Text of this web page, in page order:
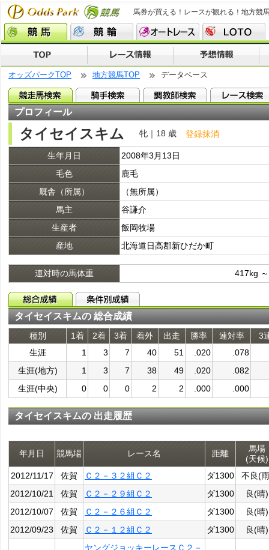
馬券が買える！レースが観れる！地方競
オッズパークTOP 地方競馬TOP データベース
プロフィール
タイセイスキム 牝｜18 歳 登録抹消
生年月日
2008年3月13日
毛色
鹿毛
厩舎（所属）
（無所属）
馬主
谷謙介
生産者
飯岡牧場
産地
北海道日高郡新ひだか町
連対時の馬体重 417kg
タイセイスキムの 総合成績
種別 1着 2着 3着 着外 出走 勝率 連対率
3
生涯
1 3 7 40 51 .020
.078
生涯(地方)
1 3 7 38 49 .020
.082
生涯(中央)
0 0 0 2 2 .000 .000
タイセイスキムの 出走履歴
年月日 競馬場 レース名 距離
馬場
(天候)
2012/11/17
佐賀 Ｃ２－３２組Ｃ２ ダ1300
不良(
2012/10/21
佐賀 Ｃ２－２９組Ｃ２ ダ1300
良(晴)
2012/10/07
佐賀 Ｃ２－２６組Ｃ２ ダ1300
良(晴)
2012/09/23
佐賀 Ｃ２－１２組Ｃ２ ダ1300 良(晴)
ヤングジョッキーレースＣ２－